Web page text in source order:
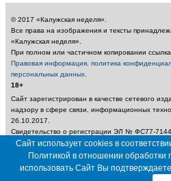
© 2017 «Калужская неделя».
Все права на изображения и тексты
«Калужская неделя».
При полном или частичном копировании
Правовая информация, политика
персональных данных
18+
Сайт зарегистрирован в качестве сетевого
надзору в сфере связи, информационных
26.10.2017.
Свидетельство о регистрации ЭЛ № ФС77-
Учредитель: Муниципальное бюджетное
неделя»
Главный редактор: Амбарцумян А. Ю. /
nedelya_kaluga@adm.kaluga.ru / Телефон
Сайт использует cookies в
Политикой в отношении
использовать Сайт Вы